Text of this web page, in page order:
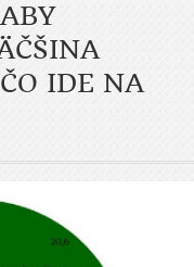
IDE NA